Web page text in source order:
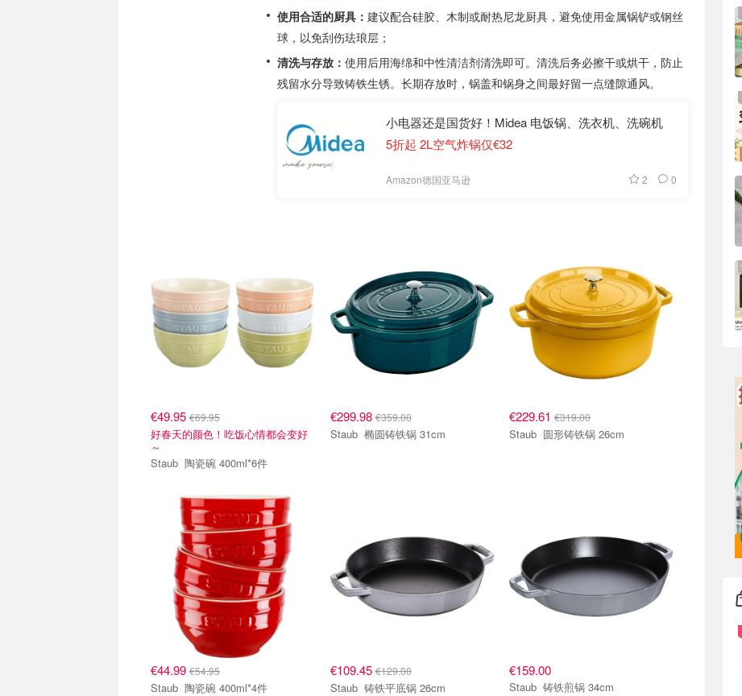
使用合适的厨具： 建议配合硅胶、木制或耐热尼龙厨具，避免使用金属锅铲或钢丝
球，以免刮伤珐琅层；
清洗与存放： 使用后用海绵和中性清洁剂清洗即可。清洗后务必擦干或烘干，防止
残留水分导致铸铁生锈。长期存放时，锅盖和锅身之间最好留一点缝隙通风。
小电器还是国货好！Midea 电饭锅、洗衣机、洗碗机
5折起 2L空气炸锅仅€32
Amazon德国亚马逊 2 0
€49.95 €69.95
好春天的颜色！吃饭心情都会变好
～
Staub 陶瓷碗 400ml*6件
€299.98€359.00
Staub 椭圆铸铁锅 31cm
€229.61 €319.00
Staub 圆形铸铁锅 26cm
€44.99 €54.95
Staub 陶瓷碗 400ml*4件
€109.45€129.00
Staub 铸铁平底锅 26cm
€159.00
Staub 铸铁煎锅 34cm